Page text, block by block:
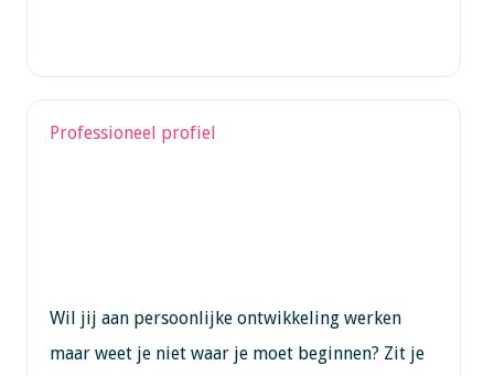
Professioneel profiel
Wil jij aan persoonlijke ontwikkeling werken
maar weet je niet waar je moet beginnen? Zit je